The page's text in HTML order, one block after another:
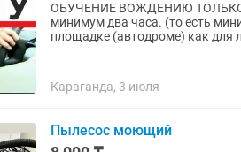
ОБУЧЕНИЕ ВОЖДЕНИЮ ТОЛЬКО
минимум два часа. (то есть минимум 10000 тенге).
площадке (автодроме) как для
Караганда, 3 июля
Пылесос моющий